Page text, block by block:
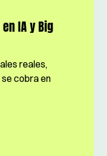
IA y Big
reales,
cobra en